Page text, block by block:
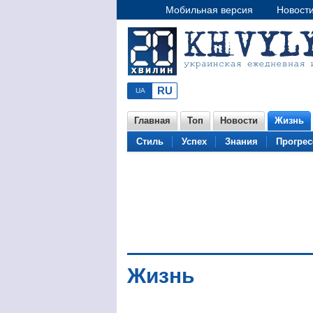
Мобильная версия
Главная Топ Новости Жизнь
Стиль
Успех Знания
Жизнь